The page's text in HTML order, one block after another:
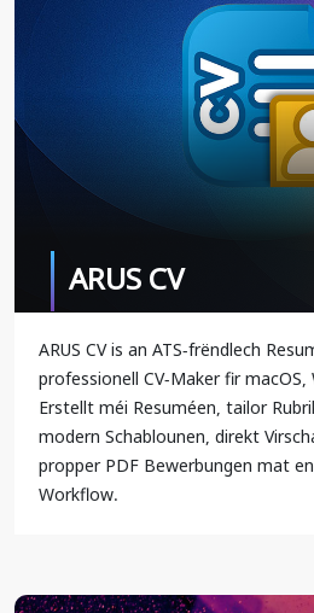
ARUS CV
ARUS CV is an ATS-frëndlech
professionell CV-Maker fir
Erstellt méi Resuméen, tailor
modern Schablounen, direkt
propper PDF Bewerbungen mat
Workflow.